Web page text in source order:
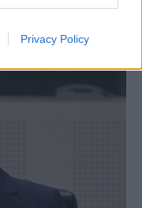
Privacy Policy
εύκολες υποσχέσεις